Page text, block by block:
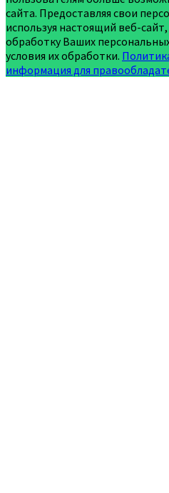
сайта. Предоставляя свои
используя настоящий веб-
обработку Ваших
условия их обработки.
информация для